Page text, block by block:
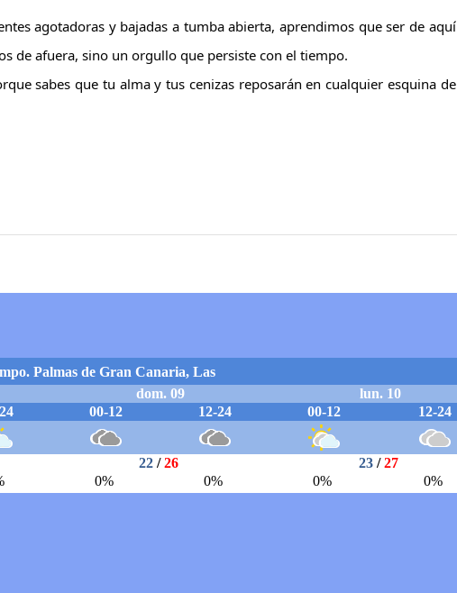
agotadoras y bajadas a tumba abierta, aprendimos que ser de aquí
de afuera, sino un orgullo que persiste con el tiempo.
sabes que tu alma y tus cenizas reposarán en cualquier esquina de